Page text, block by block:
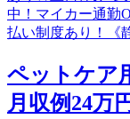
ペットケア
月収例24万